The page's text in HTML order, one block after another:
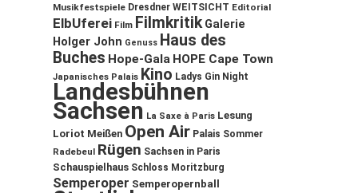
Musikfestspiele Dresdner WEITSICHT Editorial
ElbUferei Film Filmkritik Galerie
Holger John Genuss Haus des
Buches Hope-Gala HOPE Cape Town
Japanisches Palais Kino Ladys Gin Night
Landesbühnen
Sachsen La Saxe à Paris Lesung
Loriot Meißen Open Air Palais Sommer
Radebeul Rügen Sachsen in Paris
Schauspielhaus Schloss Moritzburg
Semperoper Semperopernball